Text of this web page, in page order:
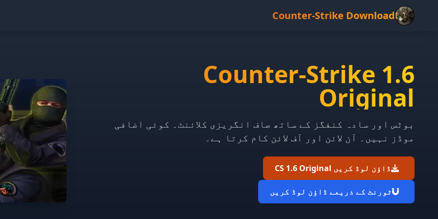
Counter-Strike Download
Counter-Strike 1.6
Original
بوٹس اور سادہ کنفگز کے ساتھ صاف انگریزی کلائنٹ۔ کوئی اضافی
موڈز نہیں۔ آن لائن اور آف لائن کام کرتا ہے۔
ڈاؤن لوڈ کریں CS 1.6 Original
ٹورنٹ کے ذریعے ڈاؤن لوڈ کریں